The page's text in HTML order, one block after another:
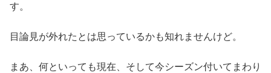
す。
目論見が外れたとは思っているかも知れませんけど。
まあ、何といっても現在、そして今シーズン付いてまわり